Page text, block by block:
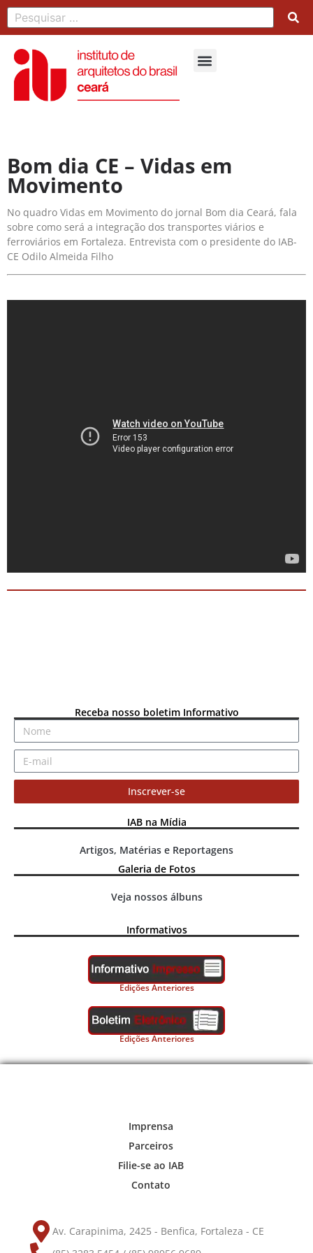
Bom dia CE – Vidas em
Movimento
No quadro Vidas em Movimento do jornal Bom dia Ceará, fala
sobre como será a integração dos transportes viários e
ferroviários em Fortaleza. Entrevista com o presidente do IAB-
CE Odilo Almeida Filho
Receba nosso boletim Informativo
Inscrever-se
IAB na Mídia
Artigos, Matérias e Reportagens
Galeria de Fotos
Veja nossos álbuns
Informativos
Edições Anteriores
Edições Anteriores
Imprensa
Parceiros
Filie-se ao IAB
Contato
Av. Carapinima, 2425 - Benfica, Fortaleza - CE